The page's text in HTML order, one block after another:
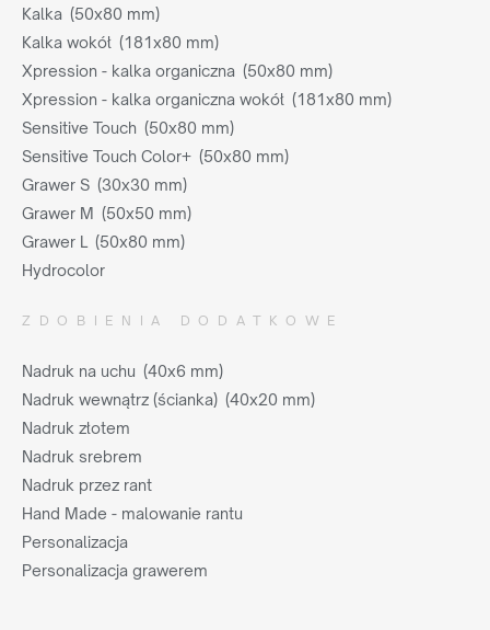
Kalka (50x80 mm)
Kalka wokół (181x80 mm)
Xpression - kalka organiczna (50x80 mm)
Xpression - kalka organiczna wokół (181x80 mm)
Sensitive Touch (50x80 mm)
Sensitive Touch Color+ (50x80 mm)
Grawer S (30x30 mm)
Grawer M (50x50 mm)
Grawer L (50x80 mm)
Hydrocolor
ZDOBIENIA DODATKOWE
Nadruk na uchu (40x6 mm)
Nadruk wewnątrz (ścianka) (40x20 mm)
Nadruk złotem
Nadruk srebrem
Nadruk przez rant
Hand Made - malowanie rantu
Personalizacja
Personalizacja grawerem